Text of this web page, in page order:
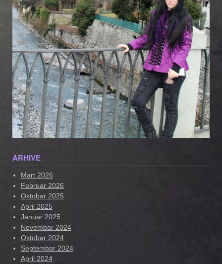
ARHIVE
Mart 2026
Februar 2026
Oktobar 2025
April 2025
Januar 2025
Novembar 2024
Oktobar 2024
Septembar 2024
April 2024